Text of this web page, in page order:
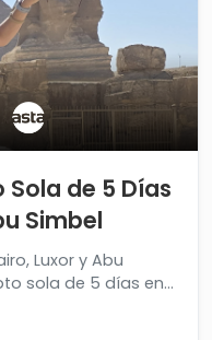
de 5 Días
Simbel
Luxor y Abu
sola de 5 días en